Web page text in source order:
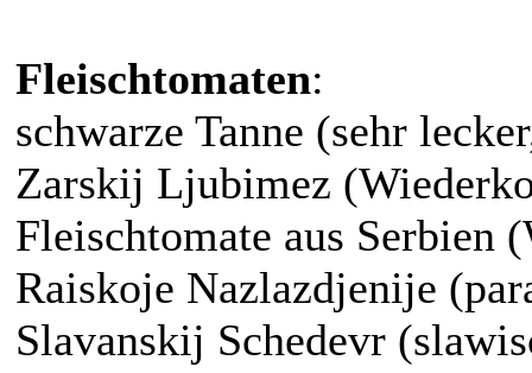
Fleischtomaten:
schwarze Tanne (sehr
Zarskij Ljubimez
Fleischtomate aus Serbien
Raiskoje Nazlazdjenije
Slavanskij Schedevr